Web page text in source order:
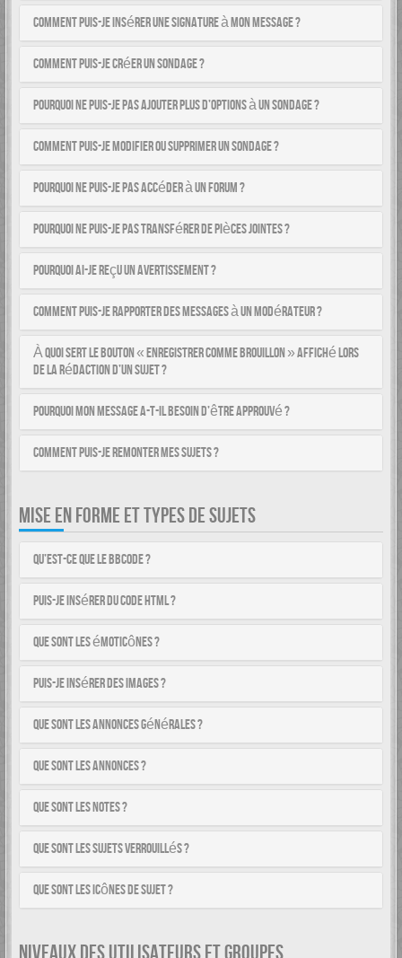
Comment puis-je insérer une signature à mon message ?
Comment puis-je créer un sondage ?
Pourquoi ne puis-je pas ajouter plus d’options à un sondage ?
Comment puis-je modifier ou supprimer un sondage ?
Pourquoi ne puis-je pas accéder à un forum ?
Pourquoi ne puis-je pas transférer de pièces jointes ?
Pourquoi ai-je reçu un avertissement ?
Comment puis-je rapporter des messages à un modérateur ?
À quoi sert le bouton « Enregistrer comme brouillon » affiché lors
de la rédaction d’un sujet ?
Pourquoi mon message a-t-il besoin d’être approuvé ?
Comment puis-je remonter mes sujets ?
MISE EN FORME ET TYPES DE SUJETS
Qu’est-ce que le BBCode ?
Puis-je insérer du code HTML ?
Que sont les émoticônes ?
Puis-je insérer des images ?
Que sont les annonces générales ?
Que sont les annonces ?
Que sont les notes ?
Que sont les sujets verrouillés ?
Que sont les icônes de sujet ?